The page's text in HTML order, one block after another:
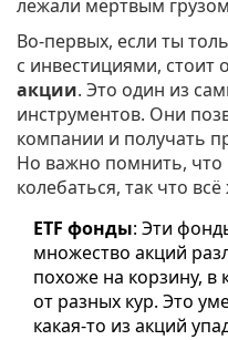
лежали мёртвым
Во-первых, если ты
с инвестициями, стоит
акции. Это один из
инструментов. Они
компании и получать
Но важно помнить, что
колебаться, так что
ETF фонды: Эти
множество акций
похоже на корзину, в
от разных кур. Это
какая-то из акций